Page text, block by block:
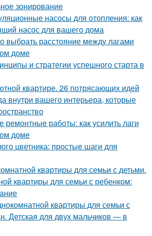
зонирование
насосы для отопления: как
насос для вашего дома
выбрать расстояние между лагами
доме
и стратегии успешного старта в
квартире. 26 потрясающих идей
внутри вашего интерьера, которые
ремонтные работы: как усилить лаги
доме
цветника: простые шаги для
квартиры для семьи с детьми.
квартиры для семьи с ребенком:
квартиры для семьи с
Детская для двух мальчиков — в